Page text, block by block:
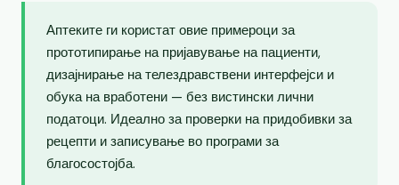
Аптеките ги користат овие примероци за
прототипирање на пријавување на пациенти,
дизајнирање на телездравствени интерфејси и
обука на вработени — без вистински лични
податоци. Идеално за проверки на придобивки за
рецепти и записување во програми за
благосостојба.